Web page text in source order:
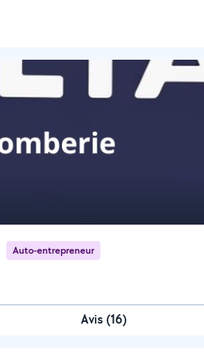
Auto-entrepreneur
Avis (16)